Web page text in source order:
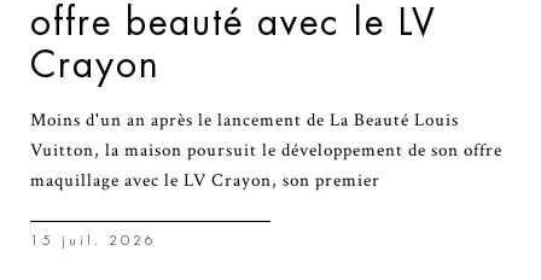
offre beauté avec le LV
Crayon
Moins d'un an après le lancement de La Beauté Louis
Vuitton, la maison poursuit le développement de son offre
maquillage avec le LV Crayon, son premier
15 juil. 2026